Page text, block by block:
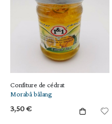
Confiture de cédrat
Morabâ bâlang
3,50 €